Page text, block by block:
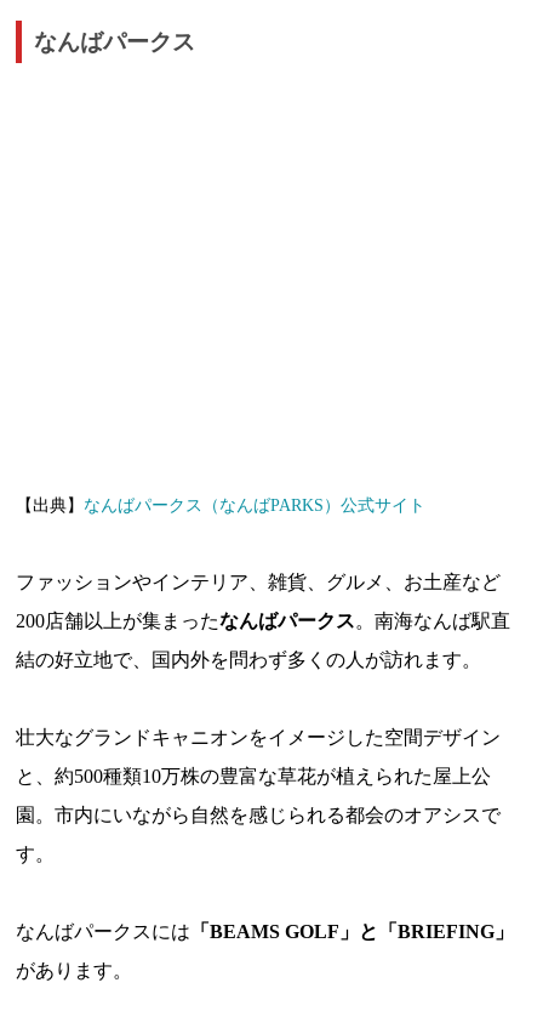
なんばパークス
【出典】 なんばパークス（なんばPARKS）公式サイト
ファッションやインテリア、雑貨、グルメ、お土産など
200店舗以上が集まったなんばパークス。南海なんば駅直
結の好立地で、国内外を問わず多くの人が訪れます。
壮大なグランドキャニオンをイメージした空間デザイン
と、約500種類10万株の豊富な草花が植えられた屋上公
園。市内にいながら自然を感じられる都会のオアシスで
す。
なんばパークスには 「BEAMS GOLF」と「BRIEFING」
があります。